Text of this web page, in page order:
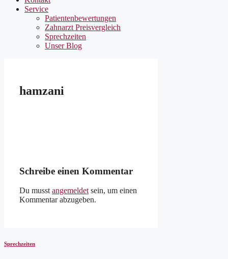
Service
Patientenbewertungen
Zahnarzt Preisvergleich
Sprechzeiten
Unser Blog
hamzani
Schreibe einen Kommentar
Du musst angemeldet sein, um einen
Kommentar abzugeben.
Sprechzeiten